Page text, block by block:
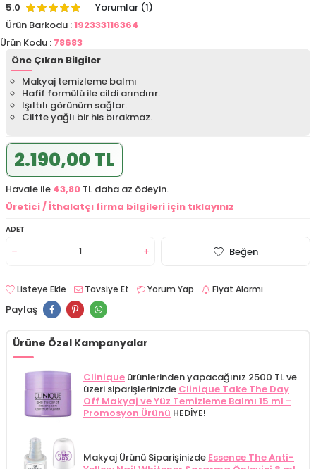
5.0
Yorumlar (1)
Ürün Barkodu :192333116364
Ürün Kodu : 78683
Öne Çıkan Bilgiler
Makyaj temizleme balmı
Hafif formülü ile cildi arındırır.
Işıltılı görünüm sağlar.
Ciltte yağlı bir his bırakmaz.
2.190,00 TL
Havale ile 43,80 TL daha az ödeyin.
Üretici / İthalatçı firma bilgileri için tıklayınız
ADET
Beğen
Listeye Ekle Tavsiye Et Yorum Yap Fiyat Alarmı
Paylaş
Ürüne Özel Kampanyalar
Clinique ürünlerinden yapacağınız 2500 TL ve
üzeri siparişlerinizde Clinique Take The Day
Off Makyaj ve Yüz Temizleme Balmı 15 ml -
Promosyon Ürünü HEDİYE!
Makyaj Ürünü Siparişinizde Essence The Anti-